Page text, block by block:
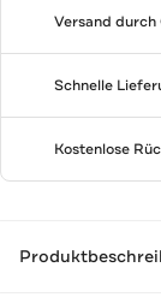
Versand durch
Schnelle
Kostenlose